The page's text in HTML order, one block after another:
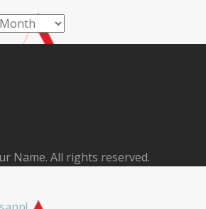
Name. All rights reserved.